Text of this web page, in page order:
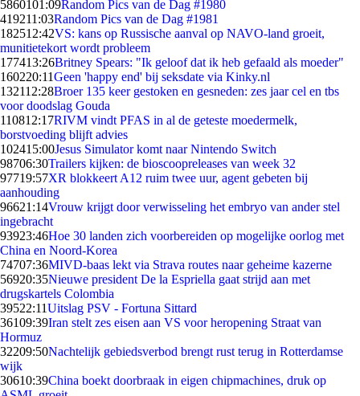
5860101:09Random Pics van de Dag #1980
419211:03Random Pics van de Dag #1981
182512:42VS: kans op Russische aanval op NAVO-land groeit,
munitietekort wordt probleem
177413:26Britney Spears: "Ik geloof dat ik heb gefaald als moeder"
160220:11Geen 'happy end' bij seksdate via Kinky.nl
132112:28Broer 135 keer gestoken en gesneden: zes jaar cel en tbs
voor doodslag Gouda
110812:17RIVM vindt PFAS in al de geteste moedermelk,
borstvoeding blijft advies
102415:00Jesus Simulator komt naar Nintendo Switch
98706:30Trailers kijken: de bioscoopreleases van week 32
97719:57XR blokkeert A12 ruim twee uur, agent gebeten bij
aanhouding
96621:14Vrouw krijgt door verwisseling het embryo van ander stel
ingebracht
93923:46Hoe 30 landen zich voorbereiden op mogelijke oorlog met
China en Noord-Korea
74707:36MIVD-baas lekt via Strava routes naar geheime kazerne
56920:35Nieuwe president De la Espriella gaat strijd aan met
drugskartels Colombia
39522:11Uitslag PSV - Fortuna Sittard
36109:39Iran stelt zes eisen aan VS voor heropening Straat van
Hormuz
32209:50Nachtelijk gebiedsverbod brengt rust terug in Rotterdamse
wijk
30610:39China boekt doorbraak in eigen chipmachines, druk op